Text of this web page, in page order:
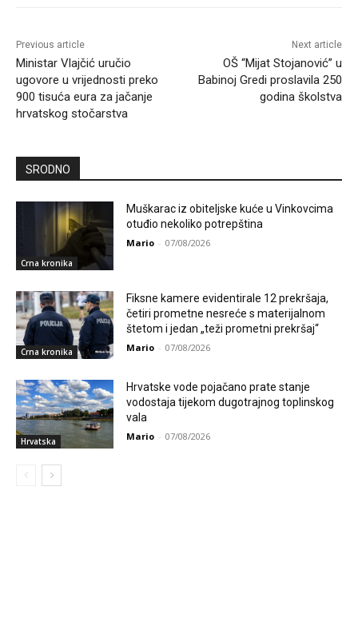
Previous article
Ministar Vlajčić uručio
ugovore u vrijednosti preko
900 tisuća eura za jačanje
hrvatskog stočarstva
Next article
OŠ “Mijat Stojanović” u
Babinoj Gredi proslavila 250
godina školstva
SRODNO
Crna kronika
Muškarac iz obiteljske kuće u Vinkovcima
otuđio nekoliko potrepština
Mario - 07/08/2026
Crna kronika
Fiksne kamere evidentirale 12 prekršaja,
četiri prometne nesreće s materijalnom
štetom i jedan „teži prometni prekršaj“
Mario - 07/08/2026
Hrvatska
Hrvatske vode pojačano prate stanje
vodostaja tijekom dugotrajnog toplinskog
vala
Mario - 07/08/2026